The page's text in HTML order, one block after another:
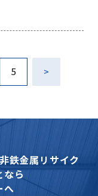
5 >
鉄金属リサイク
なら
へ